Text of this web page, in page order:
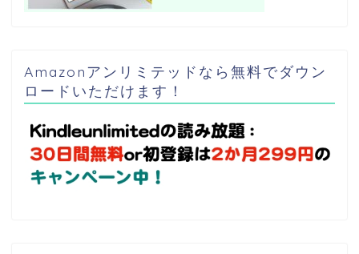
Amazonアンリミテッドなら無料でダウン
ロードいただけます！